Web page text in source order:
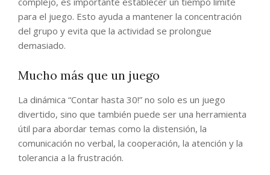
para el juego. Esto ayuda a mantener la concentración
del grupo y evita que la actividad se prolongue
demasiado.
Mucho más que un juego
La dinámica “Contar hasta 30!” no solo es un juego
divertido, sino que también puede ser una herramienta
útil para abordar temas como la distensión, la
comunicación no verbal, la cooperación, la atención y la
tolerancia a la frustración.